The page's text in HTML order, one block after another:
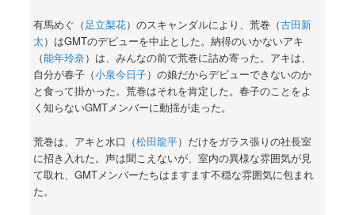
有馬めぐ（足立梨花）のスキャンダルにより、荒巻（古田新
太）はGMTのデビューを中止とした。納得のいかないアキ
（能年玲奈）は、みんなの前で荒巻に詰め寄った。アキは、
自分が春子（小泉今日子）の娘だからデビューできないのか
と食って掛かった。荒巻はそれを肯定した。春子のことをよ
く知らないGMTメンバーに動揺が走った。
荒巻は、アキと水口（松田龍平）だけをガラス張りの社長室
に招き入れた。声は聞こえないが、室内の異様な雰囲気が見
て取れ、GMTメンバーたちはますます不穏な雰囲気に包まれ
た。